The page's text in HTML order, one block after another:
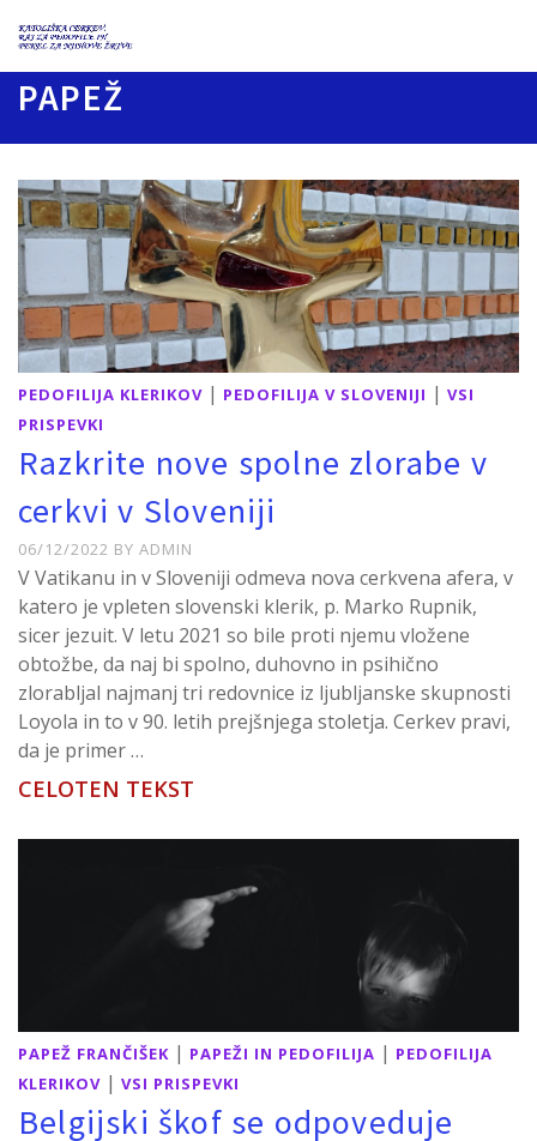
PAPEŽ
PEDOFILIJA KLERIKOV | PEDOFILIJA V SLOVENIJI | VSI
PRISPEVKI
Razkrite nove spolne zlorabe v
cerkvi v Sloveniji
06/12/2022 BY ADMIN
V Vatikanu in v Sloveniji odmeva nova cerkvena afera, v
katero je vpleten slovenski klerik, p. Marko Rupnik,
sicer jezuit. V letu 2021 so bile proti njemu vložene
obtožbe, da naj bi spolno, duhovno in psihično
zlorabljal najmanj tri redovnice iz ljubljanske skupnosti
Loyola in to v 90. letih prejšnjega stoletja. Cerkev pravi,
da je primer …
CELOTEN TEKST
PAPEŽ FRANČIŠEK | PAPEŽI IN PEDOFILIJA | PEDOFILIJA
KLERIKOV | VSI PRISPEVKI
Belgijski škof se odpoveduje